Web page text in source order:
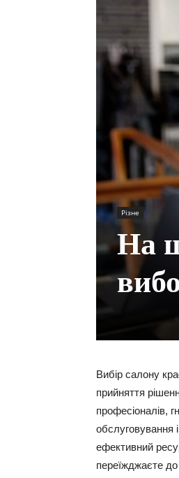
Різне
На
Вибір салону
прийняття
професіоналів,
обслуговування
ефективний
переїжджаєте до